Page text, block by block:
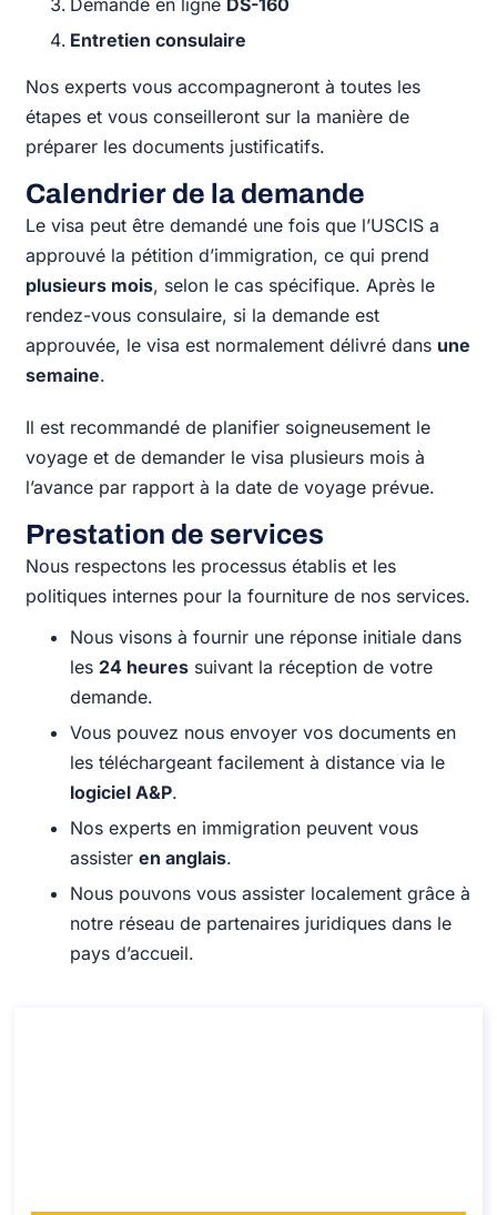
Entretien consulaire
Nos experts vous accompagneront à toutes les
étapes et vous conseilleront sur la manière de
préparer les documents justificatifs.
Calendrier de la demande
Le visa peut être demandé une fois que l’USCIS a
approuvé la pétition d’immigration, ce qui prend
plusieurs mois, selon le cas spécifique. Après le
rendez-vous consulaire, si la demande est
approuvée, le visa est normalement délivré dans une
semaine.
Il est recommandé de planifier soigneusement le
voyage et de demander le visa plusieurs mois à
l’avance par rapport à la date de voyage prévue.
Prestation de services
Nous respectons les processus établis et les
politiques internes pour la fourniture de nos services.
Nous visons à fournir une réponse initiale dans
les 24 heures suivant la réception de votre
demande.
Vous pouvez nous envoyer vos documents en
les téléchargeant facilement à distance via le
logiciel A&P.
Nos experts en immigration peuvent vous
assisteren anglais.
Nous pouvons vous assister localement grâce à
notre réseau de partenaires juridiques dans le
pays d’accueil.